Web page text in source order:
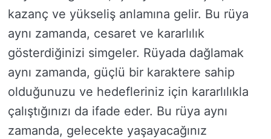
kazanç ve yükseliş anlamına gelir. Bu rüya
aynı zamanda, cesaret ve kararlılık
gösterdiğinizi simgeler. Rüyada dağlamak
aynı zamanda, güçlü bir karaktere sahip
olduğunuzu ve hedefleriniz için kararlılıkla
çalıştığınızı da ifade eder. Bu rüya aynı
zamanda, gelecekte yaşayacağınız